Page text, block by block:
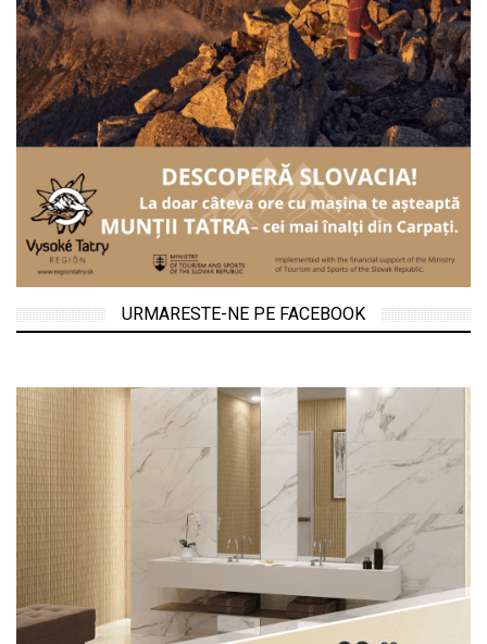
URMARESTE-NE PE FACEBOOK